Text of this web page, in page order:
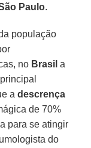
Paulo.
população
no Brasil a
adescrença
de 70%
para se atingir
do